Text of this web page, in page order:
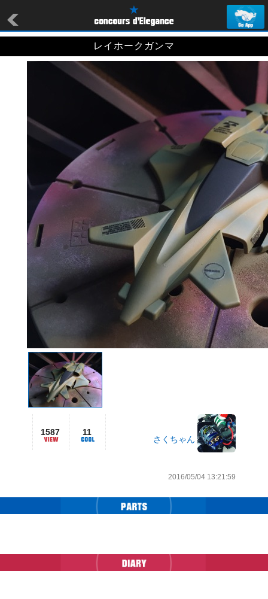
レイホークガンマ
1587 11
さくちゃん
2016/05/04 13:21:59